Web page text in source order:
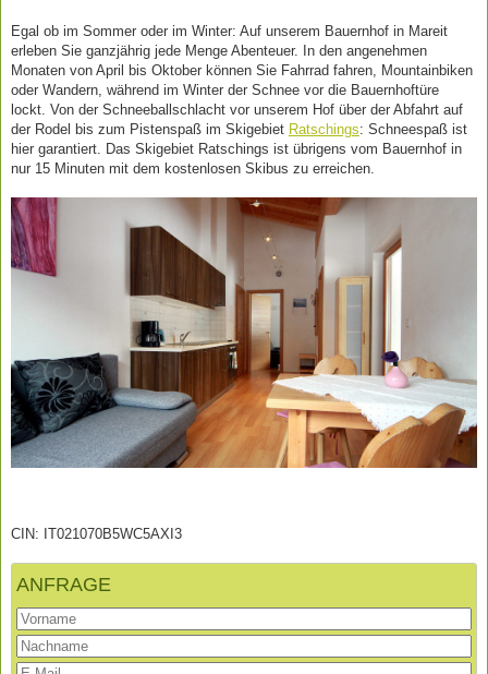
Egal ob im Sommer oder im Winter: Auf unserem Bauernhof in Mareit
erleben Sie ganzjährig jede Menge Abenteuer. In den angenehmen
Monaten von April bis Oktober können Sie Fahrrad fahren, Mountainbiken
oder Wandern, während im Winter der Schnee vor die Bauernhoftüre
lockt. Von der Schneeballschlacht vor unserem Hof über der Abfahrt auf
der Rodel bis zum Pistenspaß im Skigebiet Ratschings: Schneespaß ist
hier garantiert. Das Skigebiet Ratschings ist übrigens vom Bauernhof in
nur 15 Minuten mit dem kostenlosen Skibus zu erreichen.
CIN: IT021070B5WC5AXI3
ANFRAGE